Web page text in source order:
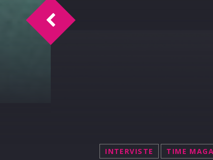
INTERVISTE TIME
Time Sport Intervista Barbara Ferraro